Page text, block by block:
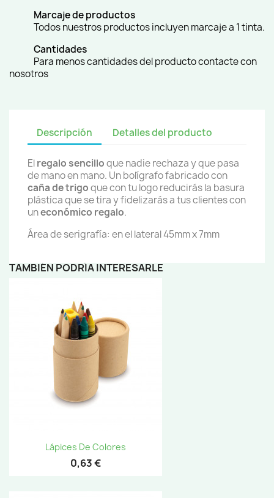
Marcaje de productos
Todos nuestros productos incluyen marcaje a 1 tinta.
Cantidades
Para menos cantidades del producto contacte con
nosotros
Descripción Detalles del producto
Elregalo sencilloque nadie rechaza y que pasa
de mano en mano. Un bolígrafo fabricado con
caña de trigoque con tu logo reducirás la basura
plástica que se tira y fidelizarás a tus clientes con
uneconómico regalo.
Área de serigrafía: en el lateral 45mm x 7mm
TAMBIÉN PODRÍA INTERESARLE
Lápices De Colores
0,63 €